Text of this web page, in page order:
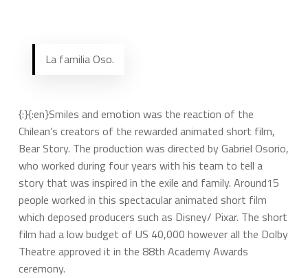
La familia Oso.
{:}{:en}Smiles and emotion was the reaction of the
Chilean’s creators of the rewarded animated short film,
Bear Story. The production was directed by Gabriel Osorio,
who worked during four years with his team to tell a
story that was inspired in the exile and family. Around15
people worked in this spectacular animated short film
which deposed producers such as Disney/ Pixar. The short
film had a low budget of US 40,000 however all the Dolby
Theatre approved it in the 88th Academy Awards
ceremony.